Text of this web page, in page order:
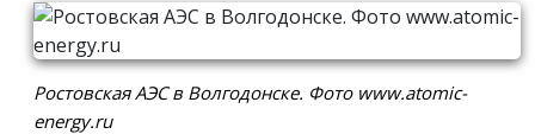
Ростовская АЭС в Волгодонске. Фото www.atomic-
energy.ru